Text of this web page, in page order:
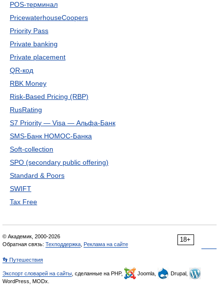
POS-терминал
PricewaterhouseCoopers
Priority Pass
Private banking
Private placement
QR-код
RBK Money
Risk-Based Pricing (RBP)
RusRating
S7 Priority — Visa — Альфа-Банк
SMS-Банк НОМОС-Банка
Soft-collection
SPO (secondary public offering)
Standard & Poors
SWIFT
Tax Free
18+
© Академик, 2000-2026
Обратная связь: Техподдержка Реклама на сайте
👣 Путешествия
Экспорт словарей на сайты , сделанные на PHP, Joomla,
Drupal,
WordPress, MODx.